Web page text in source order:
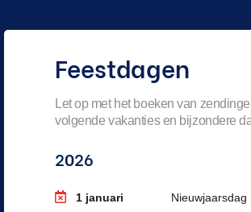
Feestdagen
Let op met het boeken van
volgende vakanties en bijzondere
2026
1 januari Nieuwjaarsdag